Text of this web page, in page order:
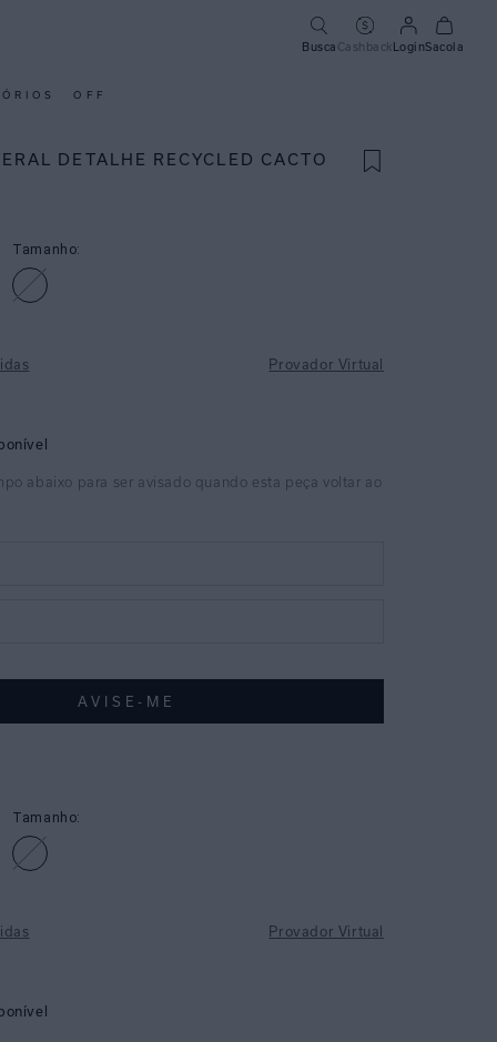
Busca CashbackLoginSacola
OFF
DETALHE RECYCLED CACTO
Tamanho:
Provador Virtual
Tamanho:
Provador Virtual